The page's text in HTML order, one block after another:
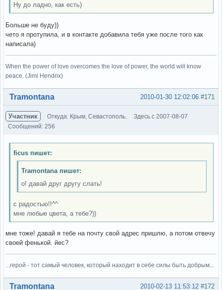
Ну до ладно, как есть)
Больше не буду))
чето я протупила, и в контакте добавила тебя уже после того как
написала)
When the power of love overcomes the love of power, the world will know
peace. (Jimi Hendrix)
Вне форума #171
2010-01-30 12:02:06
Tramontana
Участник Откуда: Крым, Севастополь.
Здесь с 2007-08-07
Сообщений: 256
ficus пишет:
Tramontana пишет:
о! давай друг другу слать!
с радостью!!^^
мне любые цвета, а тебе?))
мне тоже! давай я тебе на почту свой адрес пришлю, а потом отвечу
своей фенькой. йес?
...герой - тот самый человек, который находит в себе силы быть добрым...
Вне форума #172
2010-02-13 11:53:12
Tramontana